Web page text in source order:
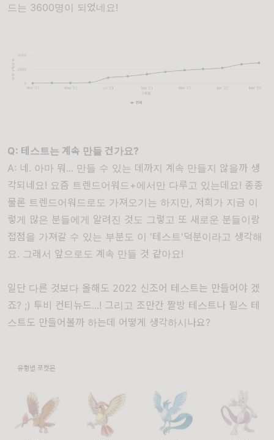
드는 3600명이 되었네요!
Q: 테스트는 계속 만들 건가요?
A: 네. 아마 뭐... 만들 수 있는 데까지 계속 만들지 않을까 생
각되네요! 요즘 트렌드어워드+에서만 다루고 있는데요! 종종
물론 트렌드어워드로도 가져오기는 하지만, 저희가 지금 이
렇게 많은 분들에게 알려진 것도 그렇고 또 새로운 분들이랑
접점을 가져갈 수 있는 부분도 이 '테스트'덕분이라고 생각해
요. 그래서 앞으로도 계속 만들 것 같아요!
일단 다른 것보다 올해도 2022 신조어 테스트는 만들어야 겠
죠? ;) 투비 컨티뉴드...! 그리고 조만간 짤방 테스트나 릴스 테
스트도 만들어볼까 하는데 어떻게 생각하시나요?